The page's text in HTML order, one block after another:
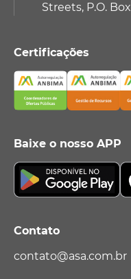
Streets, P.O.
Certificações
Baixe o nosso APP
Contato
contato@asa.com.br